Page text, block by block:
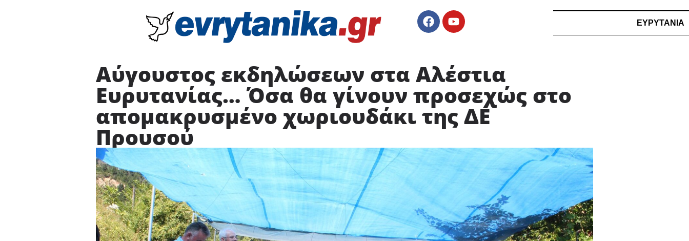
ΕΥΡΥΤΑΝΙΑ
Αύγουστος εκδηλώσεων στα Αλέστια
Ευρυτανίας… Όσα θα γίνουν προσεχώς στο
απομακρυσμένο χωριουδάκι της ΔΕ
Προυσού